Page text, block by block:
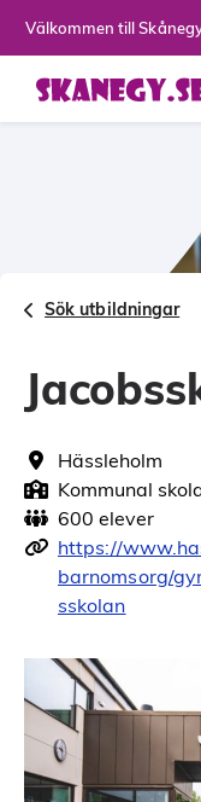
Välkommen till
Sök utbildningar
Hässleholm
Kommunal
600 elever
https://
barnomsorg/
sskolan